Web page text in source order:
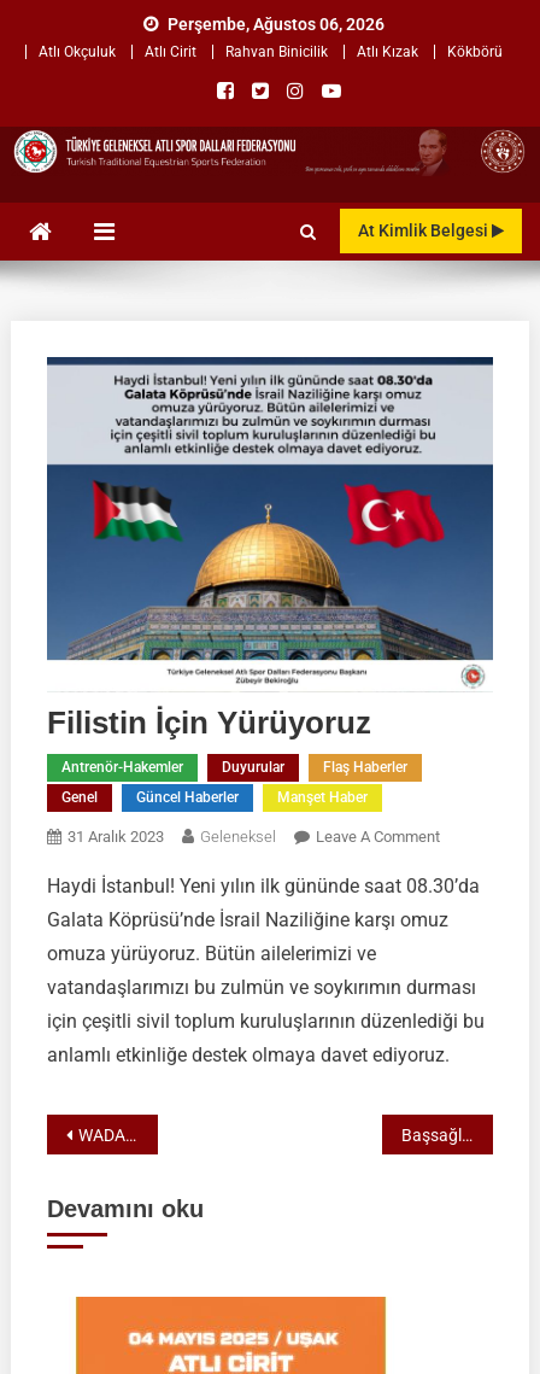
Perşembe, Ağustos 06, 2026
Atlı Okçuluk Atlı Cirit Rahvan Binicilik Atlı Kızak Kökbörü
TÜRKİYE GELENEKSEL ATLI
SPOR DALLARIAt Kimlik Belgesi
Filistin İçin Yürüyoruz
Antrenör-Hakemler Duyurular
Flaş Haberler
Genel
Güncel Haberler Manşet Haber
31 Aralık 2023 Geleneksel Leave A CommentOn
İçin
Yürüyoruz
Haydi İstanbul! Yeni yılın ilk gününde saat 08.30’da
Galata Köprüsü’nde İsrail Naziliğine karşı omuz
omuza yürüyoruz. Bütün ailelerimizi ve
vatandaşlarımızı bu zulmün ve soykırımın durması
için çeşitli sivil toplum kuruluşlarının düzenlediği bu
anlamlı etkinliğe destek olmaya davet ediyoruz.
Yazı
WADA 2024 YASAKLILAR LİSTESİ YAYINLANDI! Başsağlığı
Devamını oku